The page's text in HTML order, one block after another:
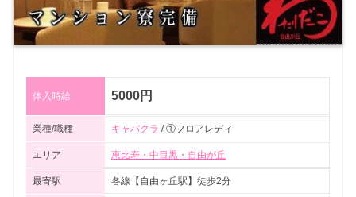
体入時給 5000円
業種/職種 キャバクラ / ①フロアレディ
エリア 恵比寿・中目黒・自由が丘
最寄駅 各線【自由ヶ丘駅】徒歩2分